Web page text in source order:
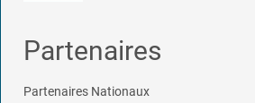
Partenaires
Partenaires Nationaux